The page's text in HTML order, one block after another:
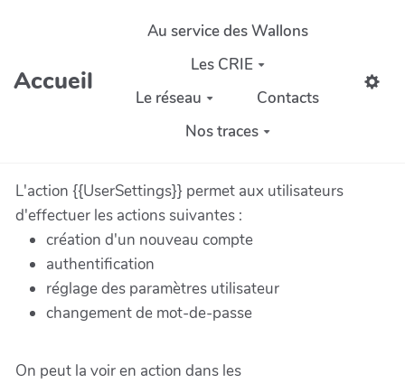
Aller au contenu principal
Accueil
Au service des Wallons
Les CRIE
Le réseau
Contacts
Nos traces
L'action {{UserSettings}} permet aux utilisateurs
d'effectuer les actions suivantes :
création d'un nouveau compte
authentification
réglage des paramètres utilisateur
changement de mot-de-passe
On peut la voir en action dans les